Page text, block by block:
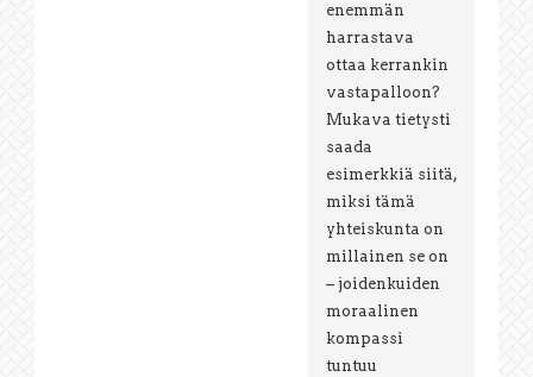
enemmän
harrastava
ottaa kerrankin
vastapalloon?
Mukava tietysti
saada
esimerkkiä siitä,
miksi tämä
yhteiskunta on
millainen se on
– joidenkuiden
moraalinen
kompassi
tuntuu